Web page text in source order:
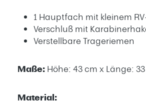
1 Hauptfach mit kleinem
Verschluß mit
Verstellbare Trageriemen
Maße: Höhe: 43 cm x Länge:
Material: